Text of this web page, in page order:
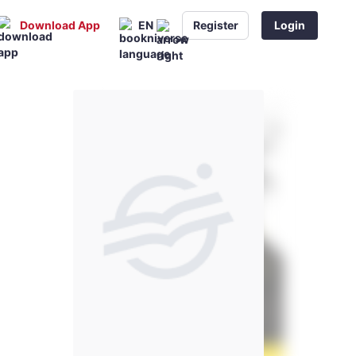
Download App EN Register Login